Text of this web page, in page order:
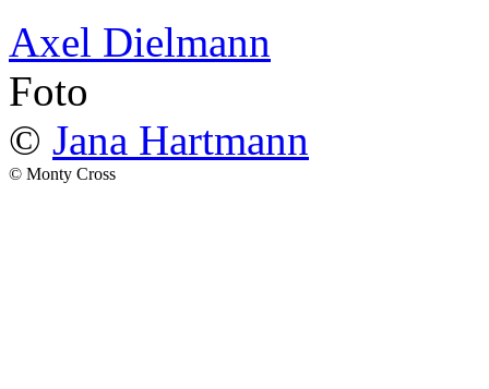
Axel Dielmann
Foto
© Jana Hartmann
© Monty Cross